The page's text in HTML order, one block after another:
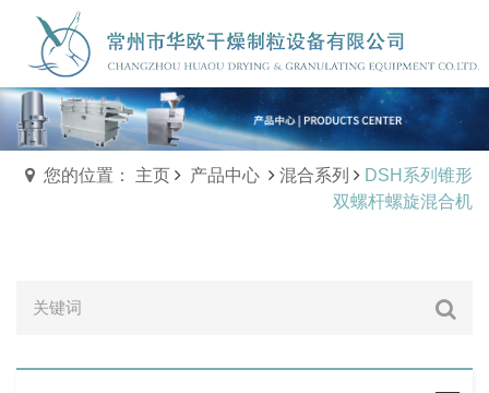
您的位置： 主页 产品中心 混合系列
DSH系列锥形
双螺杆螺旋混合机